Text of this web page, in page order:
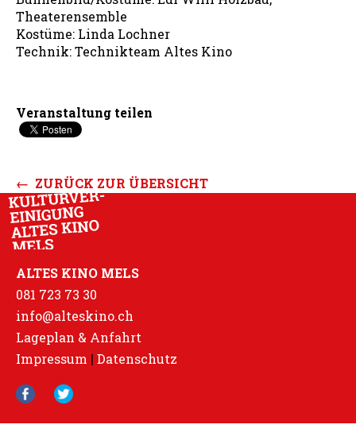
Theaterensemble
Kostüme: Linda Lochner
Technik: Technikteam Altes Kino
Veranstaltung teilen
← ZURÜCK ZUR ÜBERSICHT
ALTES KINO MELS
081 723 73 30
info@alteskino.ch
Lageplan & Anfahrt
Impressum | Datenschutz